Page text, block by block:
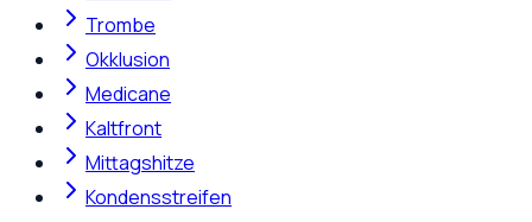
Trombe
Okklusion
Medicane
Kaltfront
Mittagshitze
Kondensstreifen